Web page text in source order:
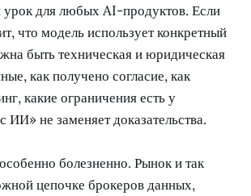
урок для любых AI-продуктов. Если
что модель использует конкретный
быть техническая и юридическая
как получено согласие, как
какие ограничения есть у
ИИ» не заменяет доказательства.
болезненно. Рынок и так
цепочке брокеров данных,